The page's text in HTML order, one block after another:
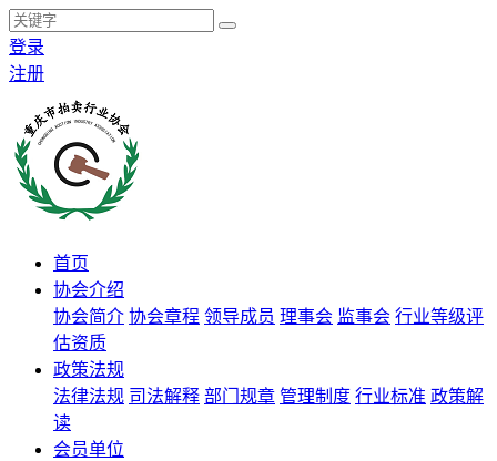
登录
注册
首页
协会介绍
协会简介 协会章程 领导成员 理事会 监事会 行业等级评
估资质
政策法规
法律法规 司法解释 部门规章 管理制度 行业标准 政策解
读
会员单位